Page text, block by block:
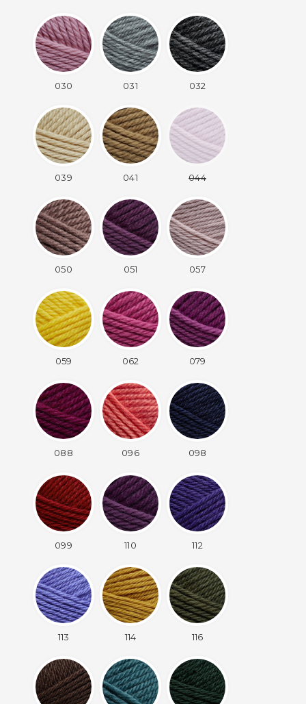
030 031 032
039 041 044
050 051 057
059 062 079
088 096 098
099 110 112
113 114 116